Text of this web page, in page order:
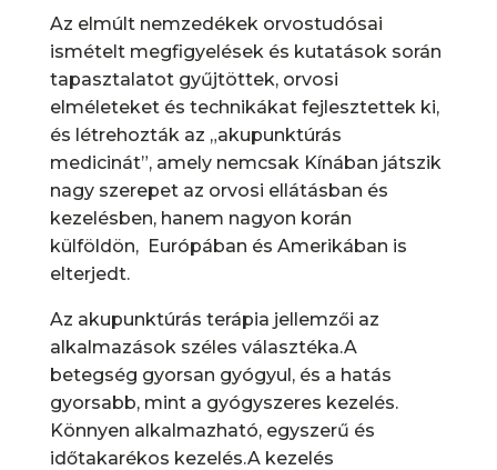
Az elmúlt nemzedékek orvostudósai
ismételt megfigyelések és kutatások során
tapasztalatot gyűjtöttek, orvosi
elméleteket és technikákat fejlesztettek ki,
és létrehozták az „akupunktúrás
medicinát”, amely nemcsak Kínában játszik
nagy szerepet az orvosi ellátásban és
kezelésben, hanem nagyon korán
külföldön, Európában és Amerikában is
elterjedt.
Az akupunktúrás terápia jellemzői az
alkalmazások széles választéka.A
betegség gyorsan gyógyul, és a hatás
gyorsabb, mint a gyógyszeres kezelés.
Könnyen alkalmazható, egyszerű és
időtakarékos kezelés.A kezelés